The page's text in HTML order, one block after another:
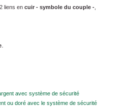
liens en cuir - symbole du couple -
.
avec système de sécurité
ou doré avec le système de sécurité